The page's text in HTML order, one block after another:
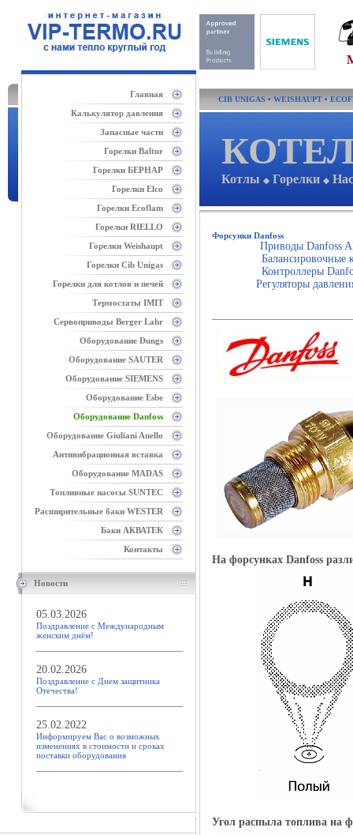
Главная
Калькулятор давления
Запасные части
Горелки Baltur
Горелки БЕРНАР
Горелки Elco
Горелки Ecoflam
Горелки RIELLO
Горелки Weishaupt
Горелки Cib Unigas
Горелки для котлов и печей
Термостаты IMIT
Сервоприводы Berger Lahr
Оборудование Dungs
Оборудование SAUTER
Оборудование SIEMENS
Оборудование Esbe
Оборудование Danfoss
Оборудование Giuliani Anello
Антивибрационная вставка
Оборудование MADAS
Топливные насосы SUNTEC
Расширительные баки WESTER
Баки АКВАТЕК
Контакты
Новости
05.03.2026
Поздравление с Международным
женским днём!
20.02.2026
Поздравление с Днем защитника
Отечества!
25.02.2022
Информируем Вас о возможных
изменениях в стоимости и сроках
поставки оборудования
CIB UNIGAS • WEISHAUPT •
Котлы ◆ Горелки ◆
Форсунки Danfoss
Приводы Danfoss
Балансировочные
Контроллеры
Регуляторы
На форсунках Danfoss
Угол распыла топлива на